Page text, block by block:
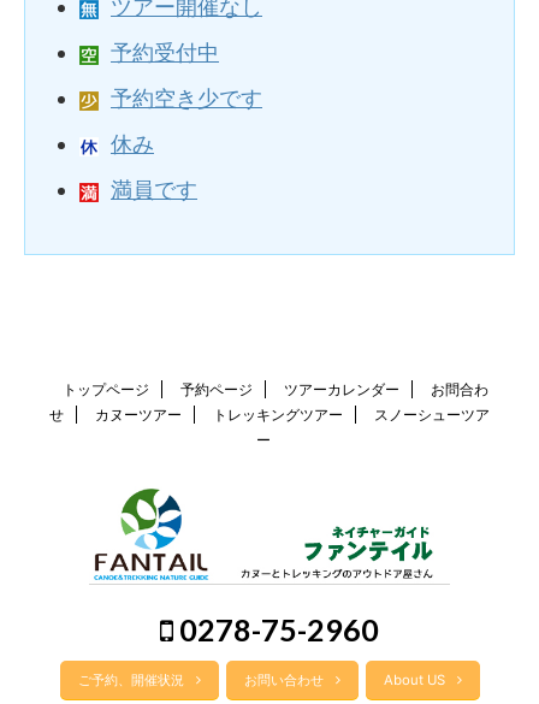
ツアー開催なし
予約受付中
予約空き少です
休み
満員です
トップページ 予約ページ ツアーカレンダー
お問合わ
せ
カヌーツアー トレッキングツアー
スノーシューツア
ー
0278-75-2960
ご予約、開催状況 お問い合わせ About US